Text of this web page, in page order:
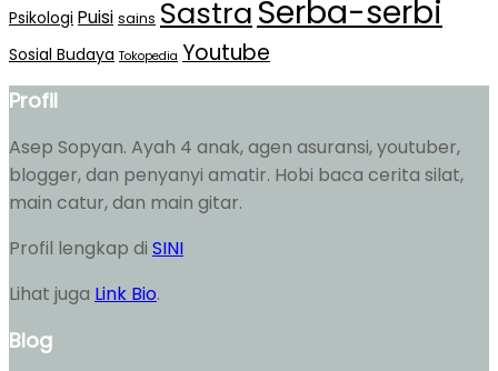
Psikologi Puisi sains SastraSerba-serbi
Sosial Budaya Tokopedia Youtube
Profil
Asep Sopyan. Ayah 4 anak, agen asuransi, youtuber,
blogger, dan penyanyi amatir. Hobi baca cerita silat,
main catur, dan main gitar.
Profil lengkap di SINI
Lihat juga Link Bio.
Blog